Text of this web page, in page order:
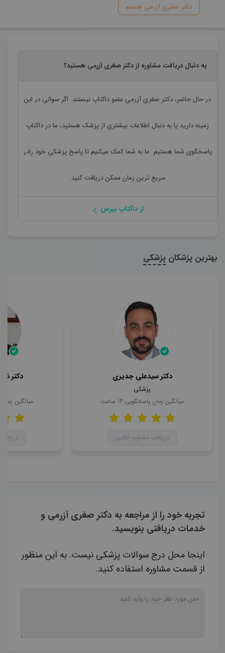
دکتر صغری آزرمی هستم
به دنبال دریافت مشاوره از دکتر صغری آزرمی هستید؟
در حال حاضر، دکتر صغری آزرمی عضو داکتاپ نیستند. اگر سوالی در این
زمینه دارید یا به دنبال اطلاعات بیشتری از پزشک هستید، ما در داکتاپ
پاسخگوی شما هستیم. ما به شما کمک میکنیم تا پاسخ پزشکی خود رادر
سریع ترین زمان ممکن دریافت کنید.
از داکتاپ بپرس
بهترین پزشکان پزشکی
دکتر سیدعلی جدیری
پزشکی
میانگین زمان پاسخگویی 12 ساعت
دریافت مشاوره آنلاین
دکتر
میانگین
تجربه خود را از مراجعه به دکتر صغری آزرمی و
خدمات دریافتی بنویسید.
اینجا محل درج سوالات پزشکی نیست. به این منظور
از قسمت مشاوره استفاده کنید.